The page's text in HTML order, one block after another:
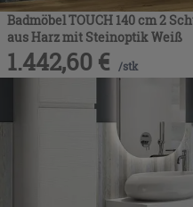
Badmöbel TOUCH 140 cm 2
aus Harz mit Steinoptik Weiß
1.442,60 € /stk